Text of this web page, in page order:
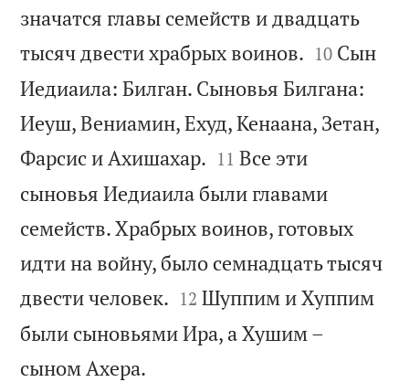
значатся главы семейств и двадцать
тысяч двести храбрых воинов. 

10 Сын
Иедиаила: Билган. Сыновья Билгана:
Иеуш, Вениамин, Ехуд, Кенаана, Зетан,
Фарсис и Ахишахар. 

11 Все эти
сыновья Иедиаила были главами
семейств. Храбрых воинов, готовых
идти на войну, было семнадцать тысяч
двести человек. 

12 Шуппим и Хуппим
были сыновьями Ира, а Хушим –
сыном Ахера.